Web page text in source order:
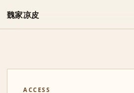
魏家凉皮
ACCESS